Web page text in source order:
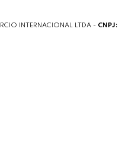
INTERNACIONAL LTDA -